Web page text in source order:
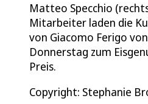
Matteo Specchio
Mitarbeiter laden die
von Giacomo Ferigo
Donnerstag zum
Preis.
Copyright: Stephanie